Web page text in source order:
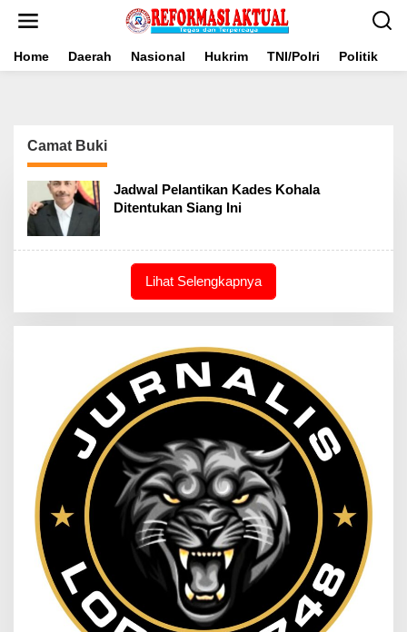
Home Daerah Nasional Hukrim TNI/Polri Politik
Camat Buki
Jadwal Pelantikan Kades Kohala
Ditentukan Siang Ini
Lihat Selengkapnya